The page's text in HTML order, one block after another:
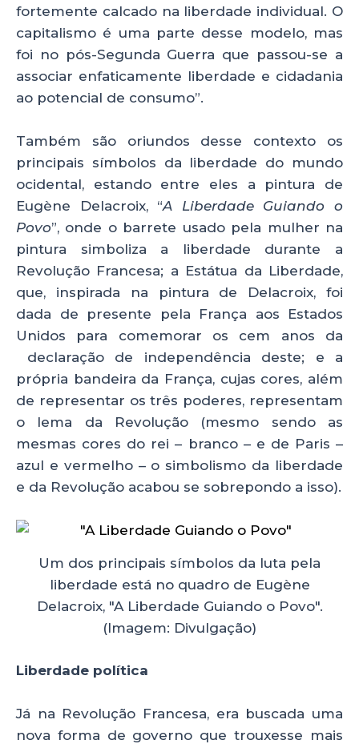
fortemente calcado na liberdade individual. O
capitalismo é uma parte desse modelo, mas
foi no pós-Segunda Guerra que passou-se a
associar enfaticamente liberdade e cidadania
ao potencial de consumo”.
Também são oriundos desse contexto os
principais símbolos da liberdade do mundo
ocidental, estando entre eles a pintura de
Eugène Delacroix, “A Liberdade Guiando o
Povo”, onde o barrete usado pela mulher na
pintura simboliza a liberdade durante a
Revolução Francesa; a Estátua da Liberdade,
que, inspirada na pintura de Delacroix, foi
dada de presente pela França aos Estados
Unidos para comemorar os cem anos da
declaração de independência deste; e a
própria bandeira da França, cujas cores, além
de representar os três poderes, representam
o lema da Revolução (mesmo sendo as
mesmas cores do rei – branco – e de Paris –
azul e vermelho – o simbolismo da liberdade
e da Revolução acabou se sobrepondo a isso).
Um dos principais símbolos da luta pela
liberdade está no quadro de Eugène
Delacroix, "A Liberdade Guiando o Povo".
(Imagem: Divulgação)
Liberdade política
Já na Revolução Francesa, era buscada uma
nova forma de governo que trouxesse mais